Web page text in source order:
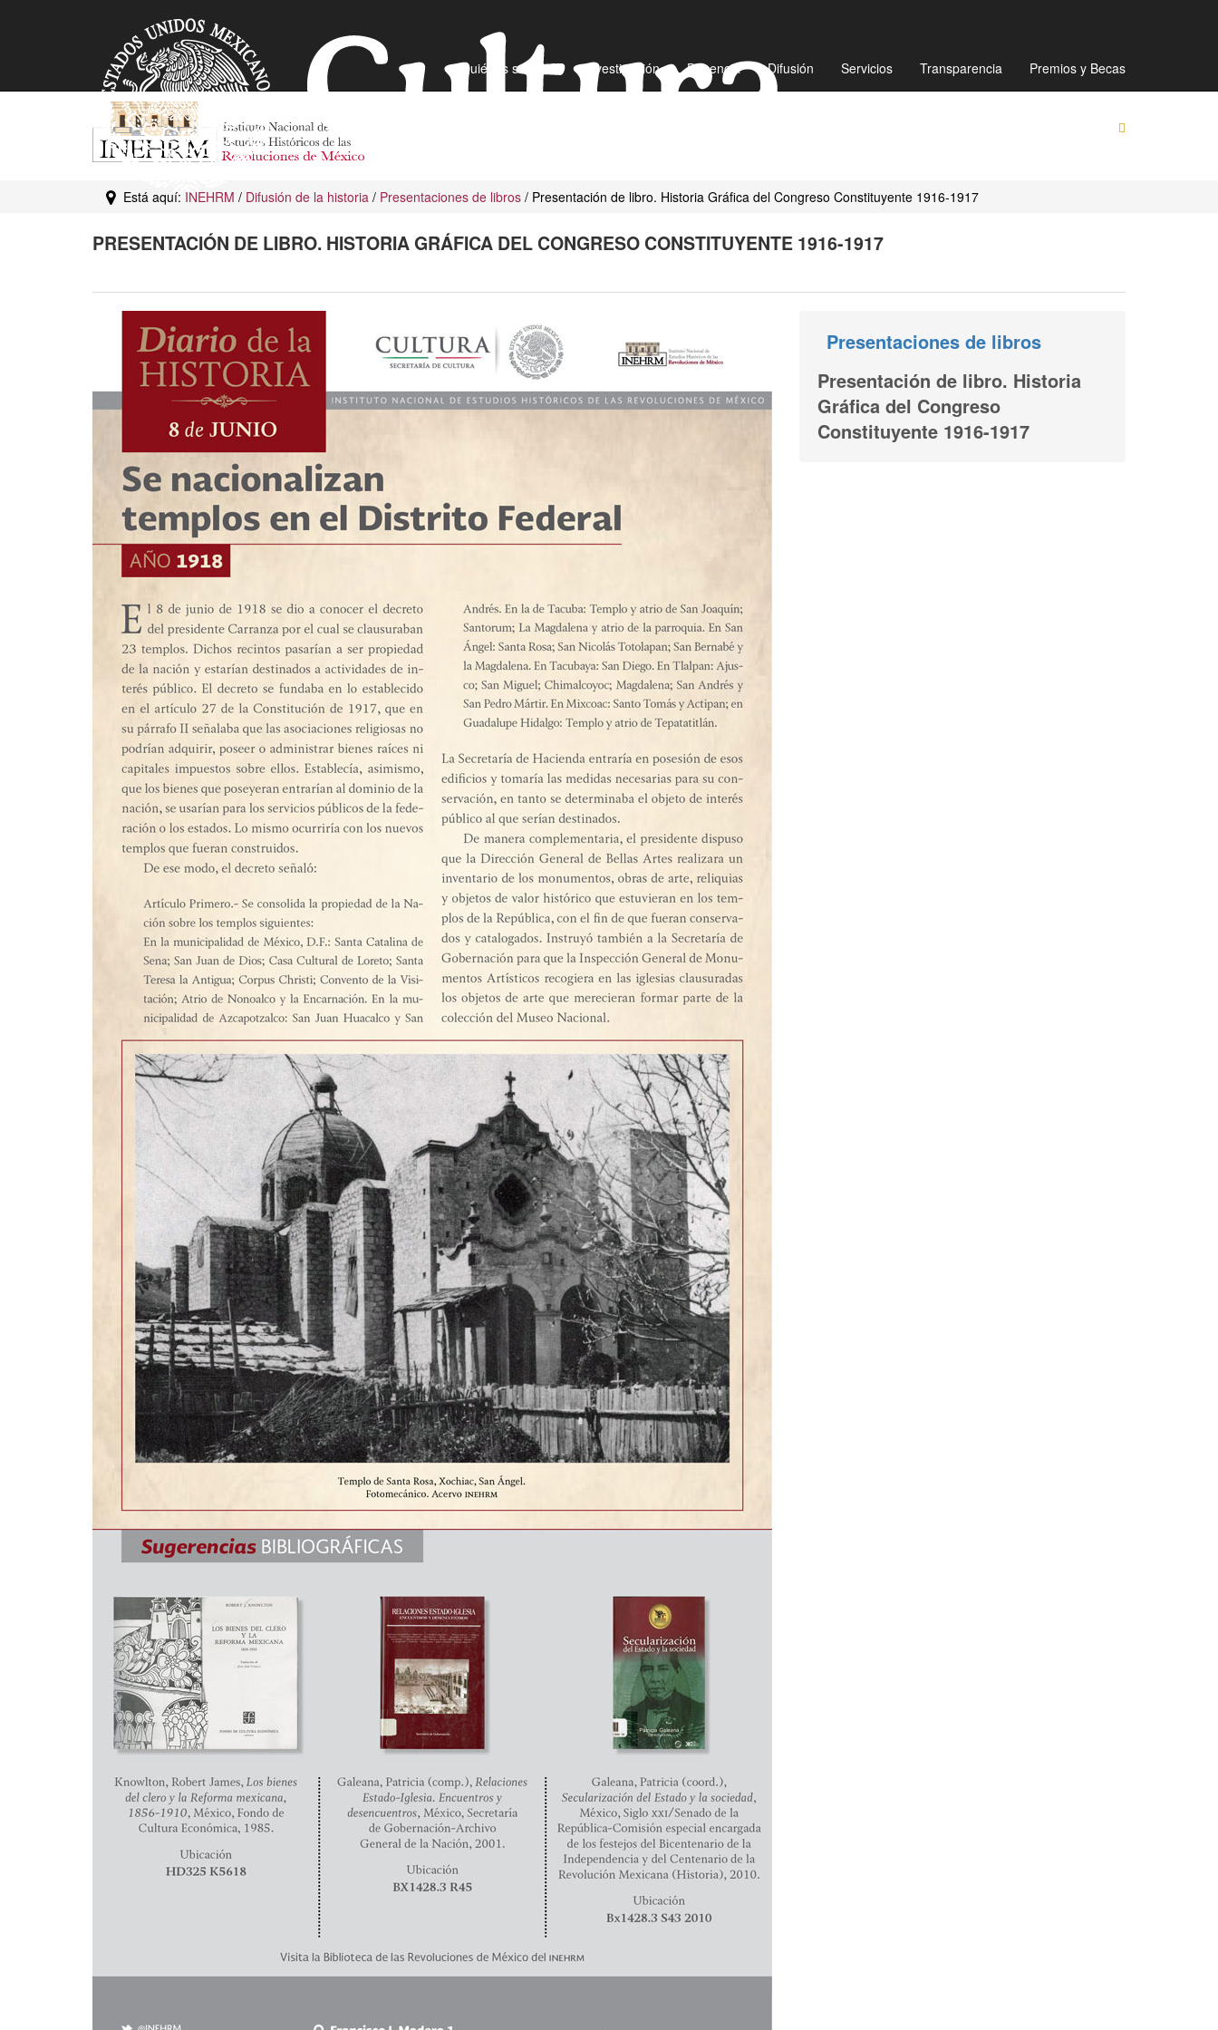
¿Quiénes somos? Investigación Docencia Difusión Servicios Transparencia Premios y Becas
Mapa de sitio Directorio Preguntas Frecuentes
Está aquí: INEHRM / Difusión de la historia / Presentaciones de libros / Presentación de libro. Historia Gráfica del Congreso Constituyente 1916-1917
PRESENTACIÓN DE LIBRO. HISTORIA GRÁFICA DEL CONGRESO CONSTITUYENTE 1916-1917
Presentaciones de libros
Presentación de libro. Historia
Gráfica del Congreso
Constituyente 1916-1917